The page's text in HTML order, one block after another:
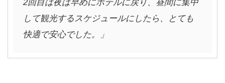
2回目は夜は早めにホテルに戻り、昼間に集中
して観光するスケジュールにしたら、とても
快適で安心でした。」